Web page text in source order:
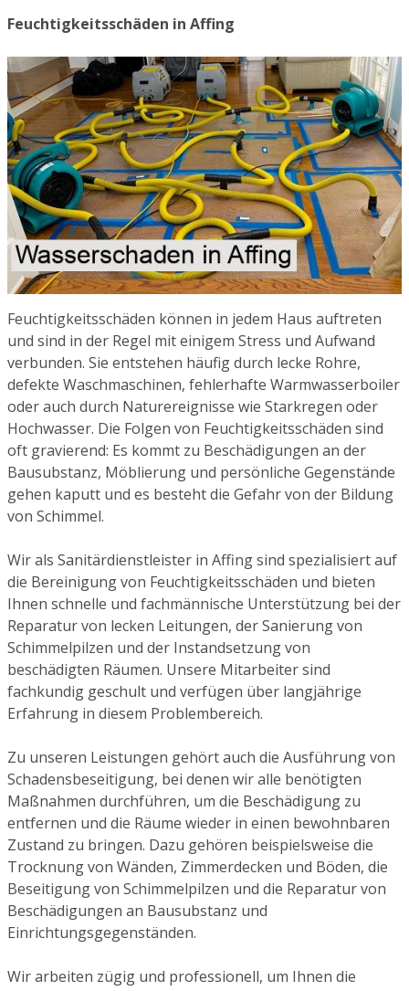
Feuchtigkeitsschäden in Affing
Feuchtigkeitsschäden können in jedem Haus auftreten
und sind in der Regel mit einigem Stress und Aufwand
verbunden. Sie entstehen häufig durch lecke Rohre,
defekte Waschmaschinen, fehlerhafte Warmwasserboiler
oder auch durch Naturereignisse wie Starkregen oder
Hochwasser. Die Folgen von Feuchtigkeitsschäden sind
oft gravierend: Es kommt zu Beschädigungen an der
Bausubstanz, Möblierung und persönliche Gegenstände
gehen kaputt und es besteht die Gefahr von der Bildung
von Schimmel.
Wir als Sanitärdienstleister in Affing sind spezialisiert auf
die Bereinigung von Feuchtigkeitsschäden und bieten
Ihnen schnelle und fachmännische Unterstützung bei der
Reparatur von lecken Leitungen, der Sanierung von
Schimmelpilzen und der Instandsetzung von
beschädigten Räumen. Unsere Mitarbeiter sind
fachkundig geschult und verfügen über langjährige
Erfahrung in diesem Problembereich.
Zu unseren Leistungen gehört auch die Ausführung von
Schadensbeseitigung, bei denen wir alle benötigten
Maßnahmen durchführen, um die Beschädigung zu
entfernen und die Räume wieder in einen bewohnbaren
Zustand zu bringen. Dazu gehören beispielsweise die
Trocknung von Wänden, Zimmerdecken und Böden, die
Beseitigung von Schimmelpilzen und die Reparatur von
Beschädigungen an Bausubstanz und
Einrichtungsgegenständen.
Wir arbeiten zügig und professionell, um Ihnen die